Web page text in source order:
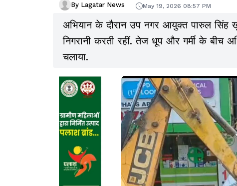
By Lagatar News May 19, 2026 08:57 PM
अभियान के दौरान उप नगर आयुक्त पारुल सिंह
निगरानी करती रहीं. तेज धूप और गर्मी के बीच
चलाया.